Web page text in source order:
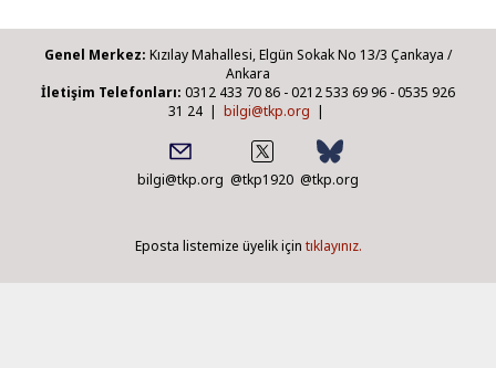
Genel Merkez: Kızılay Mahallesi, Elgün Sokak No 13/3 Çankaya /
Ankara
İletişim Telefonları: 0312 433 70 86 - 0212 533 69 96 - 0535 926
31 24 | bilgi@tkp.org |
bilgi@tkp.org @tkp1920 @tkp.org
Eposta listemize üyelik için tıklayınız.